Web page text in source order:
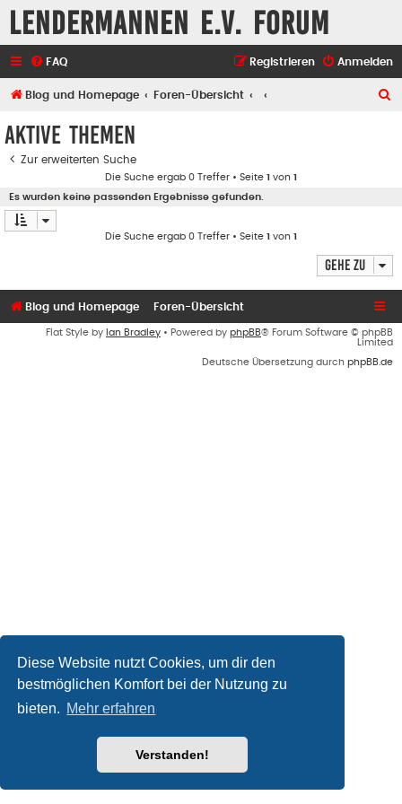
Diese Website nutzt Cookies, um dir den
bestmöglichen Komfort bei der Nutzung zu
bieten. Mehr erfahren
Verstanden!
Lendermannen e.V. Forum
FAQ Anmelden
Registrieren
Blog und Homepage Foren-Übersicht
Aktive Themen
Zur erweiterten Suche
Die Suche ergab 0 Treffer • Seite 1 von 1
Es wurden keine passenden Ergebnisse gefunden.
Die Suche ergab 0 Treffer • Seite 1 von 1
Gehe zu
Blog und Homepage Foren-Übersicht
Flat Style by Ian Bradley • Powered by phpBB® Forum Software © phpBB
Limited
Deutsche Übersetzung durch phpBB.de